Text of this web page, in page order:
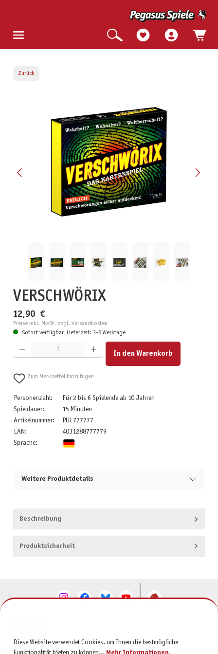
Zurück
VERSCHWÖRIX
12,90 €
Preise inkl. MwSt. zzgl. Versandkosten
Sofort verfügbar, Lieferzeit: 3-5 Werktage
Produkt Anzahl: Gib den gewünschten Wert ein oder benutze die Schaltflächen um die Anzahl zu
In den Warenkorb
Zum Merkzettel hinzufügen
Personenzahl:
Für 2 bis 6 Spielende ab 10 Jahren
Spieldauer:
15 Minuten
Artikelnummer:
PUL777777
EAN:
4031288777779
Sprache:
Weitere Produktdetails
Beschreibung
Produktsicherheit
SERVICE
Diese Website verwendet Cookies, um Ihnen die bestmögliche